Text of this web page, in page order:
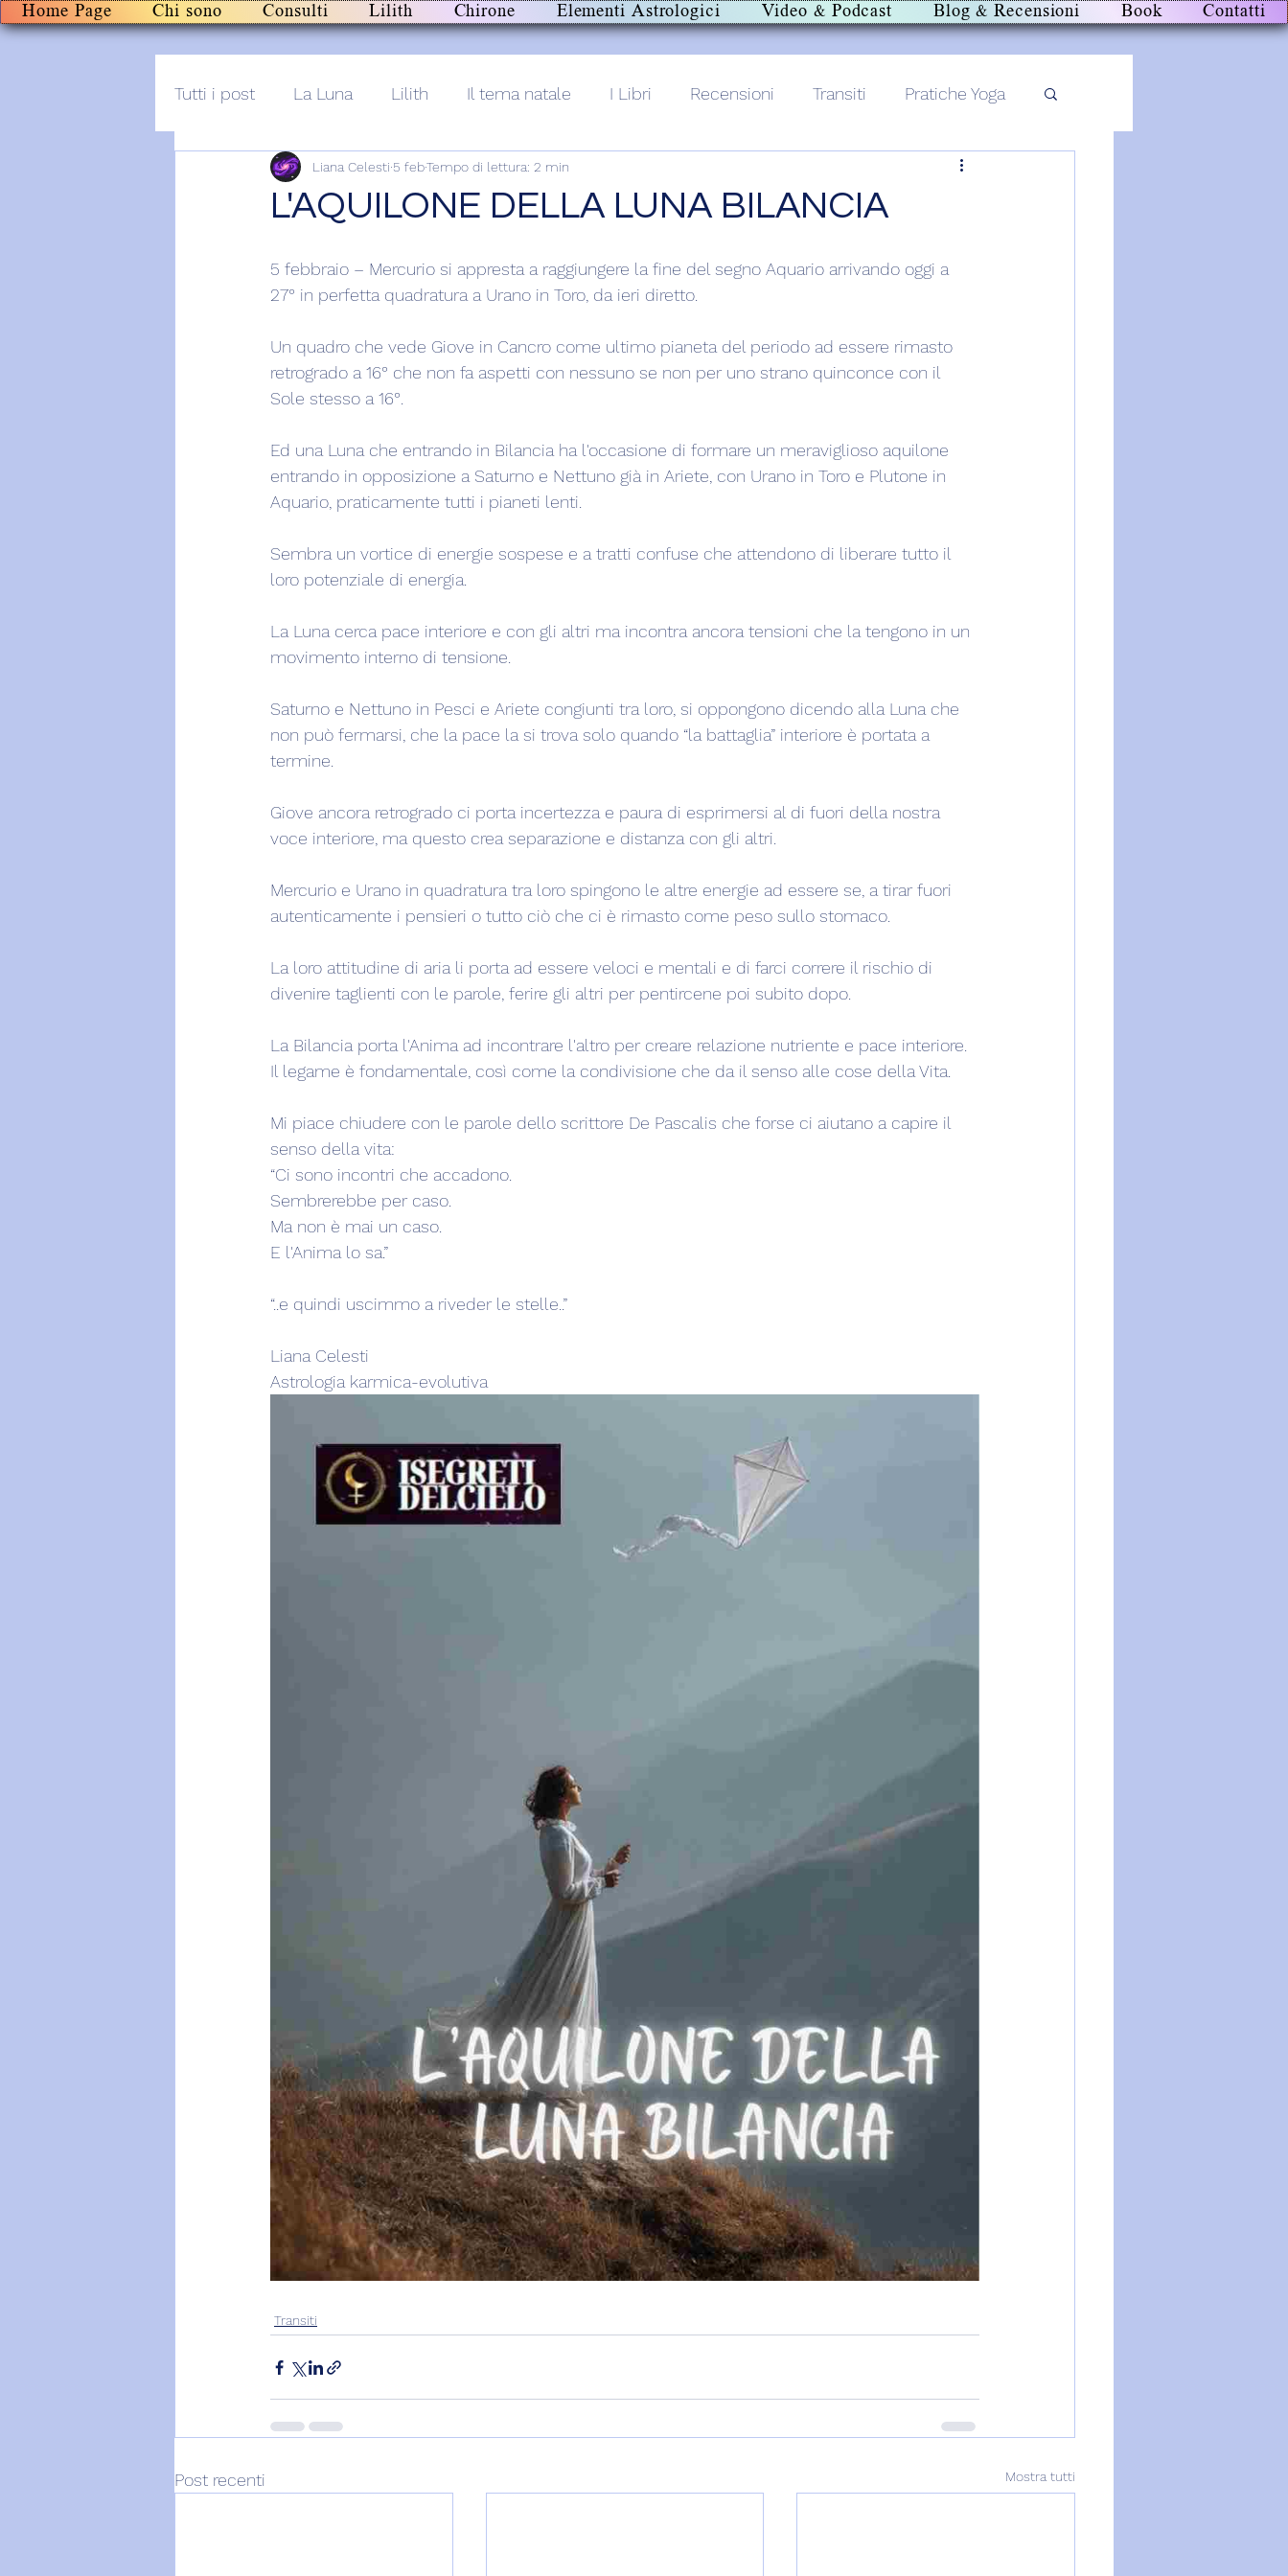
Home Page Chi sono Consulti Lilith Chirone Elementi Astrologici Video & Podcast Blog & Recensioni Book Contatti
Tutti i post La Luna Lilith Il tema natale I Libri Recensioni Transiti Pratiche Yoga
Post+audio Lilith+
L'AQUILONE DELLA LUNA BILANCIA
Liana Celesti 5 febTempo di lettura: 2 min
5 febbraio – Mercurio si appresta a raggiungere la fine del segno Aquario arrivando oggi a
27° in perfetta quadratura a Urano in Toro, da ieri diretto.
Un quadro che vede Giove in Cancro come ultimo pianeta del periodo ad essere rimasto
retrogrado a 16° che non fa aspetti con nessuno se non per uno strano quinconce con il
Sole stesso a 16°.
Ed una Luna che entrando in Bilancia ha l'occasione di formare un meraviglioso aquilone
entrando in opposizione a Saturno e Nettuno già in Ariete, con Urano in Toro e Plutone in
Aquario, praticamente tutti i pianeti lenti.
Sembra un vortice di energie sospese e a tratti confuse che attendono di liberare tutto il
loro potenziale di energia.
La Luna cerca pace interiore e con gli altri ma incontra ancora tensioni che la tengono in un
movimento interno di tensione.
Saturno e Nettuno in Pesci e Ariete congiunti tra loro, si oppongono dicendo alla Luna che
non può fermarsi, che la pace la si trova solo quando “la battaglia” interiore è portata a
termine.
Giove ancora retrogrado ci porta incertezza e paura di esprimersi al di fuori della nostra
voce interiore, ma questo crea separazione e distanza con gli altri.
Mercurio e Urano in quadratura tra loro spingono le altre energie ad essere se, a tirar fuori
autenticamente i pensieri o tutto ciò che ci è rimasto come peso sullo stomaco.
La loro attitudine di aria li porta ad essere veloci e mentali e di farci correre il rischio di
divenire taglienti con le parole, ferire gli altri per pentircene poi subito dopo.
La Bilancia porta l'Anima ad incontrare l'altro per creare relazione nutriente e pace interiore.
Il legame è fondamentale, così come la condivisione che da il senso alle cose della Vita.
Mi piace chiudere con le parole dello scrittore De Pascalis che forse ci aiutano a capire il
senso della vita:
“Ci sono incontri che accadono.
Sembrerebbe per caso.
Ma non è mai un caso.
E l'Anima lo sa.”
“..e quindi uscimmo a riveder le stelle..”
Liana Celesti
Astrologia karmica-evolutiva
Transiti
Post recenti Mostra tutti